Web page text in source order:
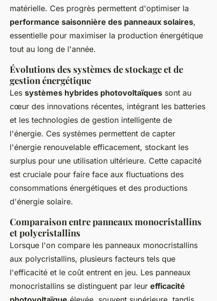
matérielle. Ces progrès permettent d'optimiser la
performance saisonnière des panneaux solaires,
essentielle pour maximiser la production énergétique
tout au long de l'année.
Évolutions des systèmes de stockage et de
gestion énergétique
Les systèmes hybrides photovoltaïques sont au
cœur des innovations récentes, intégrant les batteries
et les technologies de gestion intelligente de
l'énergie. Ces systèmes permettent de capter
l'énergie renouvelable efficacement, stockant les
surplus pour une utilisation ultérieure. Cette capacité
est cruciale pour faire face aux fluctuations des
consommations énergétiques et des productions
d'énergie solaire.
Comparaison entre panneaux monocristallins
et polycristallins
Lorsque l'on compare les panneaux monocristallins
aux polycristallins, plusieurs facteurs tels que
l'efficacité et le coût entrent en jeu. Les panneaux
monocristallins se distinguent par leur efficacité